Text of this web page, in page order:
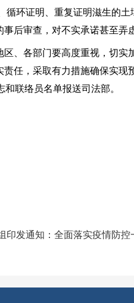
循环证明、重复证明滋生的
后审查，对不实承诺甚至弄
、各部门要高度重视，切实
任，采取有力措施确保实现
联络员名单报送司法部。
印发通知：全面落实疫情防